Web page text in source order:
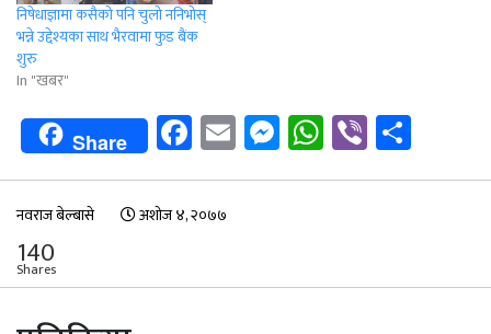
निषेधाज्ञामा कसैको पनि चुलो ननिभोस्
भन्ने उद्देश्यका साथ भैरवामा फुड बैंक
शुरु
In "खबर"
Share Facebook
EmailMessenger
WhatsApp
Viber
नवराज बेल्बासे अशोज ४, २०७७
140
Shares